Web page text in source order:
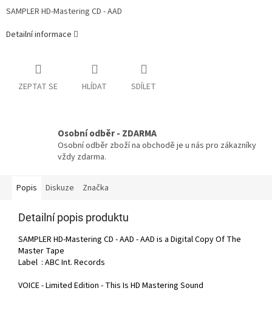
SAMPLER HD-Mastering CD -AAD
Detailní informace
ZEPTAT SE HLÍDAT SDÍLET
Osobní odběr - ZDARMA
Osobní odběr zboží na obchodě je u nás pro zákazníky
vždy zdarma.
Popis Diskuze Značka
Detailní popis produktu
SAMPLER HD-Mastering CD - AAD - AAD is a Digital Copy Of The
Master Tape
Label : ABC Int. Records
VOICE - Limited Edition - This Is HD Mastering Sound